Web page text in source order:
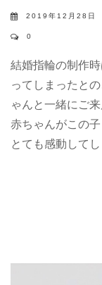
2019年12月28日
0
結婚指輪の制作
ってしまったと
ゃんと一緒にご
赤ちゃんがこの
とても感動して